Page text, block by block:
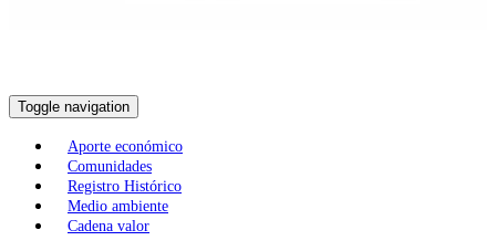
Toggle navigation
Aporte económico
Comunidades
Registro Histórico
Medio ambiente
Cadena valor